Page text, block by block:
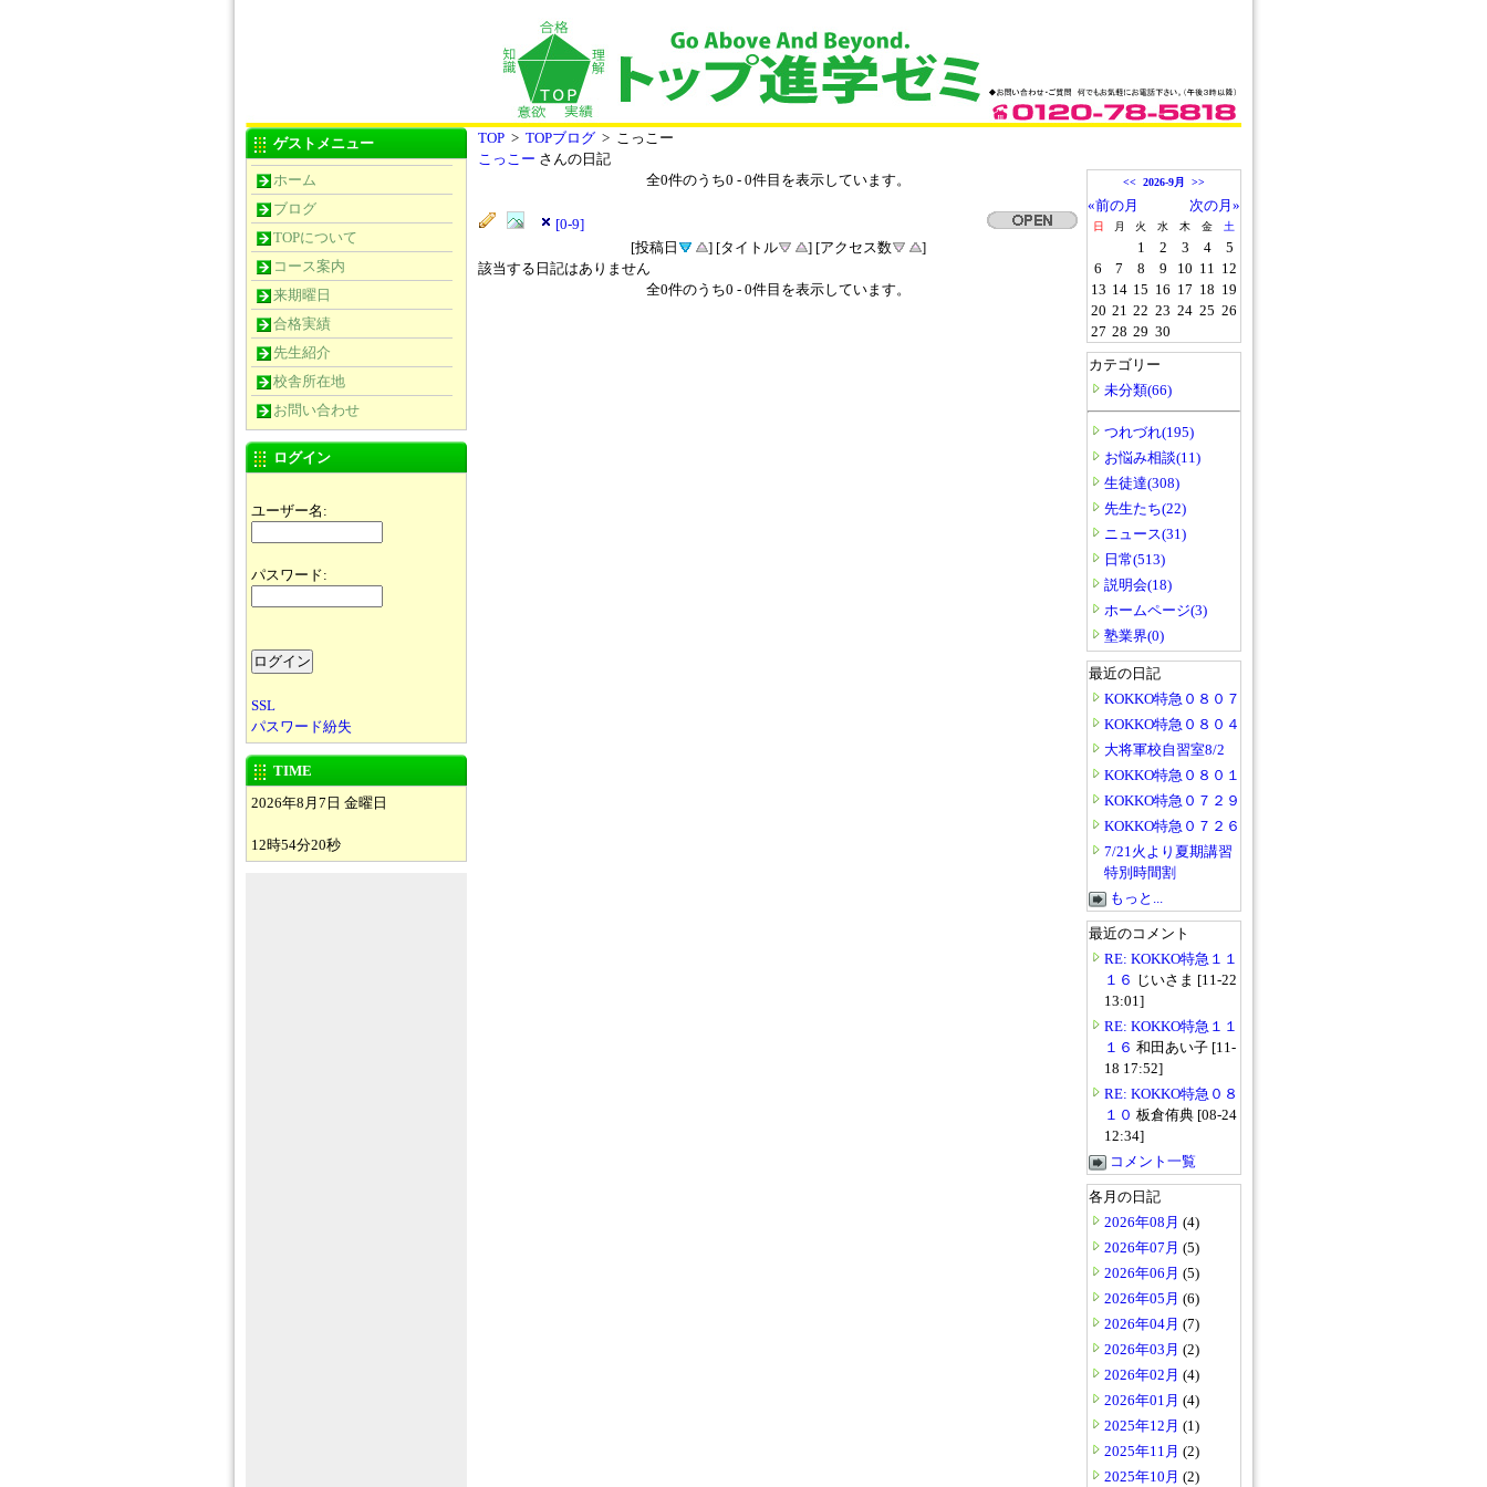
ゲストメニュー
ホーム
ブログ
TOPについて
コース案内
来期曜日
合格実績
先生紹介
校舎所在地
お問い合わせ
ログイン
ユーザー名:
パスワード:
SSL
パスワード紛失
TIME
2026年8月7日 金曜日
12時54分20秒
TOP > TOPブログ > こっこー
こっこー さんの日記
全0件のうち0 - 0件目を表示しています。
[0-9]
[投稿日
] [タイトル ] [アクセス数
]
該当する日記はありません
全0件のうち0 - 0件目を表示しています。
<< 2026-9月 >>
«前の月 次の月»
日 月 火 水 木 金 土
1 2 3 4
5
6
7 8 9 10 11 12
13 14 15 16 17 18 19
20 21 22 23 24 25 26
27 28 29 30
カテゴリー
未分類(66)
つれづれ(195)
お悩み相談(11)
生徒達(308)
先生たち(22)
ニュース(31)
日常(513)
説明会(18)
ホームページ(3)
塾業界(0)
最近の日記
KOKKO特急０８０７
KOKKO特急０８０４
大将軍校自習室8/2
KOKKO特急０８０１
KOKKO特急０７２９
KOKKO特急０７２６
7/21火より夏期講習
特別時間割
もっと...
最近のコメント
RE: KOKKO特急１１
１６ じいさま [11-22
13:01]
RE: KOKKO特急１１
１６ 和田あい子 [11-
18 17:52]
RE: KOKKO特急０８
１０ 板倉侑典 [08-24
12:34]
コメント一覧
各月の日記
2026年08月 (4)
2026年07月 (5)
2026年06月 (5)
2026年05月 (6)
2026年04月 (7)
2026年03月 (2)
2026年02月 (4)
2026年01月 (4)
2025年12月 (1)
2025年11月 (2)
2025年10月 (2)